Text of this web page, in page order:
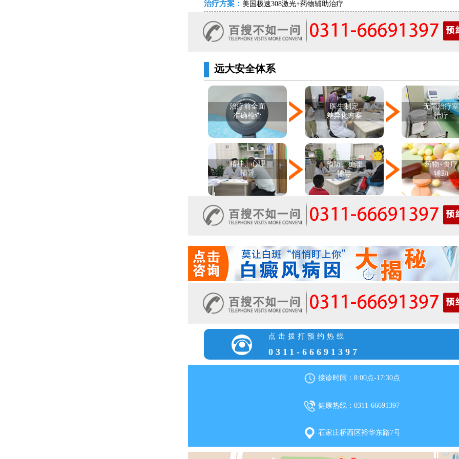
治疗方案： 美国极速308激光+药物辅助治疗
远大安全体系
治疗前全面
准确检查
医生制定
差异化方案
无菌治疗室
治疗
精神、心理
辅导
预防、护理
辅导
药物+食疗
辅助
点击拨打预约热线
0311-66691397
接诊时间：8:00点-17:30点
健康热线：0311-66691397
石家庄桥西区裕华东路7号